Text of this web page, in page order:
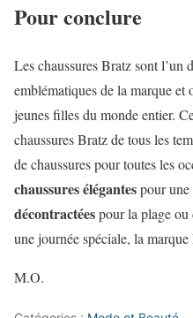
Pour conclure
Les chaussures Bratz sont l’un
emblématiques de la marque et
jeunes filles du monde entier.
chaussures Bratz de tous les
de chaussures pour toutes les
chaussures élégantespour une
décontractéespour la plage ou
une journée spéciale, la
M.O.